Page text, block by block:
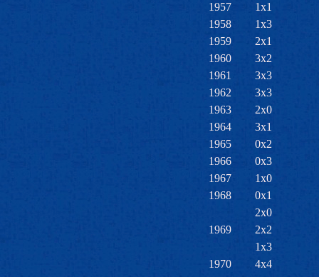
1957
1x1
1958
1x3
1959
2x1
1960
3x2
1961
3x3
1962
3x3
1963
2x0
1964
3x1
1965
0x2
1966
0x3
1967
1x0
1968
0x1
2x0
1969
2x2
1x3
1970
4x4